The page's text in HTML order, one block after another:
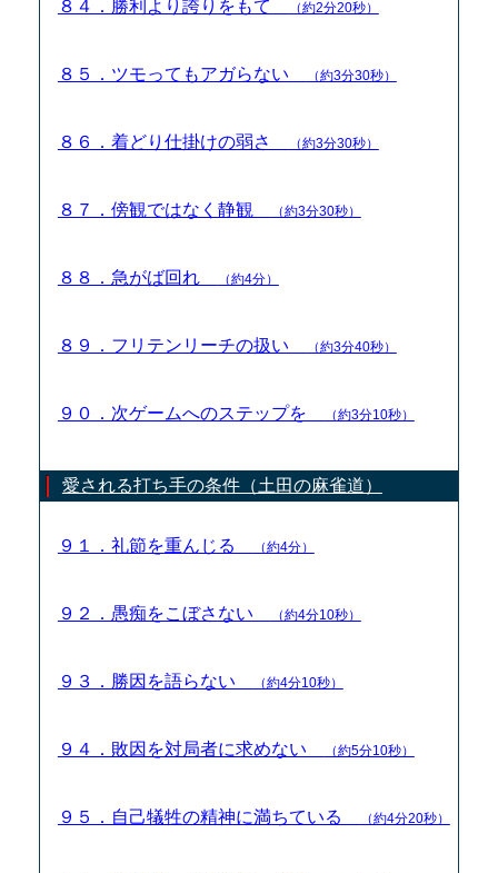
８４．勝利より誇りをもて （約2分20秒）
８５．ツモってもアガらない （約3分30秒）
８６．着どり仕掛けの弱さ （約3分30秒）
８７．傍観ではなく静観 （約3分30秒）
８８．急がば回れ （約4分）
８９．フリテンリーチの扱い （約3分40秒）
９０．次ゲームへのステップを （約3分10秒）
愛される打ち手の条件（土田の麻雀道）
９１．礼節を重んじる （約4分）
９２．愚痴をこぼさない （約4分10秒）
９３．勝因を語らない （約4分10秒）
９４．敗因を対局者に求めない （約5分10秒）
９５．自己犠牲の精神に満ちている （約4分20秒）